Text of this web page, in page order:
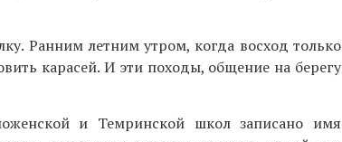
Ранним летним утром, когда восход только
карасей. И эти походы, общение на берегу
и Темринской школ записано имя